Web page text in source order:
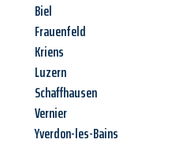
Biel
Frauenfeld
Kriens
Luzern
Schaffhausen
Vernier
Yverdon-les-Bains